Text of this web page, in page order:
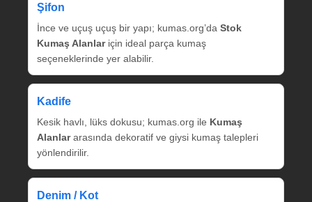
Şifon
İnce ve uçuş uçuş bir yapı; kumas.org’da Stok
Kumaş Alanlariçin ideal parça kumaş
seçeneklerinde yer alabilir.
Kadife
Kesik havlı, lüks dokusu; kumas.org ile Kumaş
Alanlararasında dekoratif ve giysi kumaş talepleri
yönlendirilir.
Denim / Kot